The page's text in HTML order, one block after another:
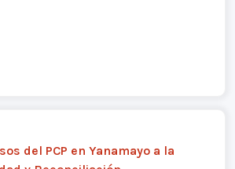
del PCP en Yanamayo a la